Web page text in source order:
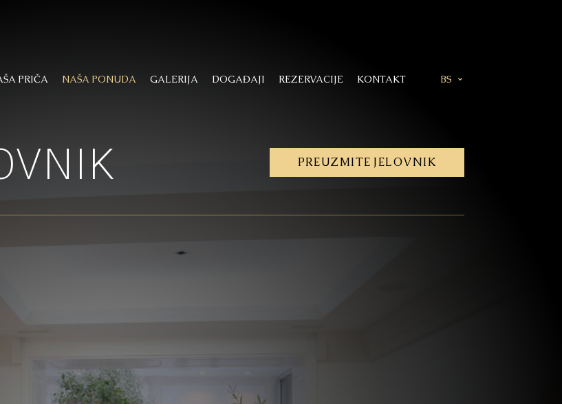
PRIČA NAŠA PONUDA GALERIJA DOGAĐAJI REZERVACIJE KONTAKT BS
PREUZMITE JELOVNIK